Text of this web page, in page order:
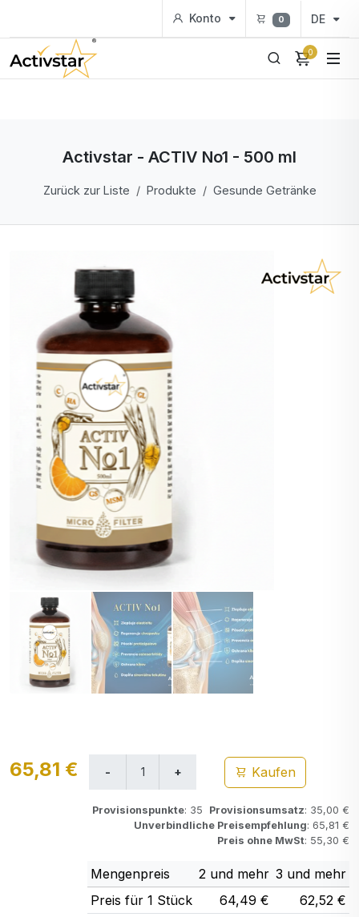
Konto 0 DE
0
Activstar - ACTIV No1 - 500 ml
Zurück zur Liste Produkte Gesunde Getränke
65,81 € Kaufen
Provisionspunkte: 35 Provisionsumsatz: 35,00 €
Unverbindliche Preisempfehlung: 65,81 €
Preis ohne MwSt: 55,30 €
Mengenpreis 2 und mehr 3 und mehr
Preis für 1 Stück
64,49 €
62,52 €